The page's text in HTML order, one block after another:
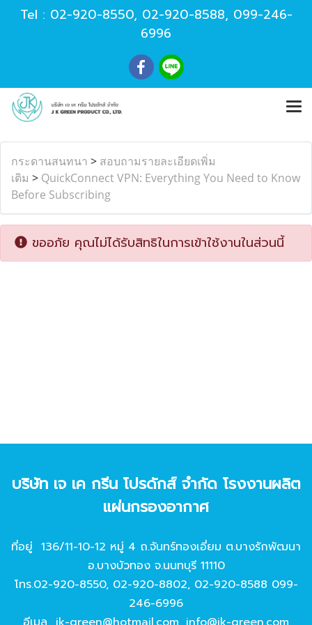
Tel : 02-920-8550, 02-920-8588, 099-246-
6996
กระดานสนทนา > สอบถามรายละเอียดเพิ่ม
เติม > QuickConnect VPN: Everything You Need to Know
Before Subscribing
ขออภัย คุณไม่ได้รับสิทธิในการเข้าใช้งานในส่วนนี้
บริษัท เจ เค กรีน โปรดักส์ จํากัด โรงงานผลิต
แผ่นกรองอากาศ
ที่อยู่ 136/11-10-12 หมู่ 4 ถ.จันทร์ทองเอี่ยม ต.บางรักพัฒนา
อ.บางบัวทอง จ.นนทบุรี 11110
โทร.02-920-8550, 02-920-8802, 02-920-8588 099-
246-6996